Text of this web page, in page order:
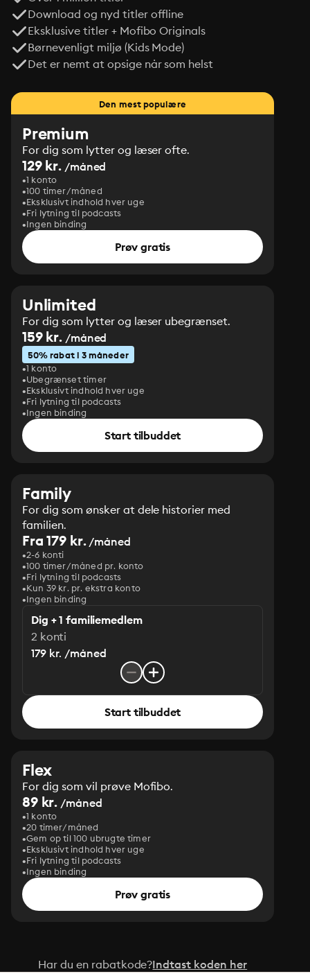
Download og nyd titler offline
Eksklusive titler + Mofibo Originals
Børnevenligt miljø (Kids Mode)
Det er nemt at opsige når som helst
Den mest populære
Premium
For dig som lytter og læser ofte.
129 kr. /måned
1 konto
100 timer/måned
Eksklusivt indhold hver uge
Fri lytning til podcasts
Ingen binding
Prøv gratis
Unlimited
For dig som lytter og læser ubegrænset.
159 kr. /måned
50% rabat i 3 måneder
1 konto
Ubegrænset timer
Eksklusivt indhold hver uge
Fri lytning til podcasts
Ingen binding
Start tilbuddet
Family
For dig som ønsker at dele historier med
familien.
Fra 179 kr./måned
2-6 konti
100 timer/måned pr. konto
Fri lytning til podcasts
Kun 39 kr. pr. ekstra konto
Ingen binding
Dig + 1 familiemedlem
2 konti
179 kr. /måned
Start tilbuddet
Flex
For dig som vil prøve Mofibo.
89 kr. /måned
1 konto
20 timer/måned
Gem op til 100 ubrugte timer
Eksklusivt indhold hver uge
Fri lytning til podcasts
Ingen binding
Prøv gratis
Har du en rabatkode?Indtast koden her